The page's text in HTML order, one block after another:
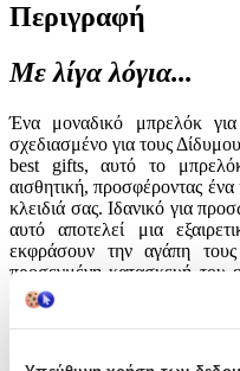
Περιγραφή
Με λίγα λόγια...
Ένα μοναδικό μπρελόκ
σχεδιασμένο για τους
best gifts, αυτό το
αισθητική, προσφέροντας
κλειδιά σας. Ιδανικό για
αυτό αποτελεί μια
εκφράσουν την αγάπη
προσεγμένη κατασκευή του
χρήση, καθιστώντας το ένα